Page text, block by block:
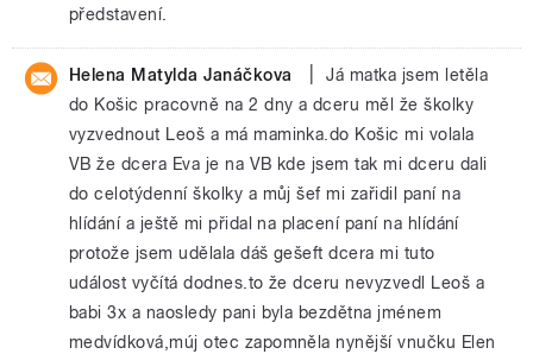
představení.
Helena Matylda Janáčkova
Já matka jsem letěla
do Košic pracovně na 2 dny a dceru měl že školky
vyzvednout Leoš a má maminka.do Košic mi volala
VB že dcera Eva je na VB kde jsem tak mi dceru dali
do celotýdenní školky a můj šef mi zařidil paní na
hlídání a ještě mi přidal na placení paní na hlídání
protože jsem udělala dáš gešeft dcera mi tuto
událost vyčítá dodnes.to že dceru nevyzvedl Leoš a
babi 3x a naosledy pani byla bezdětna jménem
medvídková,múj otec zapomněla nynější vnučku Elen